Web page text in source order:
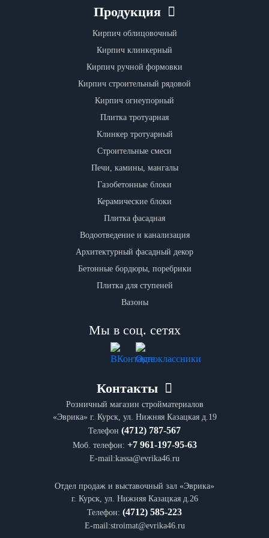
Продукция
Кирпич облицовочный
Кирпич клинкерный
Кирпич ручной формовки
Кирпич строительный рядовой
Кирпич огнеупорный
Плитка тротуарная
Клинкер тротуарный
Строительные смеси
Печи, камины, мангалы
Газобетонные блоки
Керамические блоки
Плитка фасадная
Водоотведение и канализация
Архитектурный фасадный декор
Бетонные бордюры, поребрики
Плитка для ступеней
Вазоны
Мы в соц. сетях
Контакты
Розничный магазин стройматериалов
«Эврика» г. Курск, ул. Нижняя Казацкая д.19
Телефон (4712) 787-567
Моб. телефон: +7 961-197-95-63
E-mail:kassa@evrika46.ru
Отдел продаж и выставочный зал «Эврика»
г. Курск, ул. Нижняя Казацкая д.26
Телефон: (4712) 585-223
E-mail:stroimat@evrika46.ru